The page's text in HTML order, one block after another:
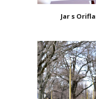
Jar s